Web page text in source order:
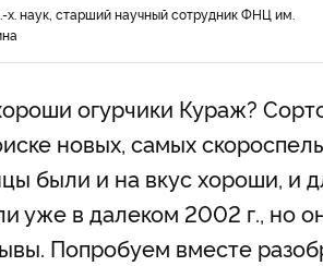
х. наук, старший научный сотрудник ФНЦ им.
огурчики Кураж?
новых, самых
были и на вкус хороши, и
уже в далеком 2002 г., но
Попробуем вместе